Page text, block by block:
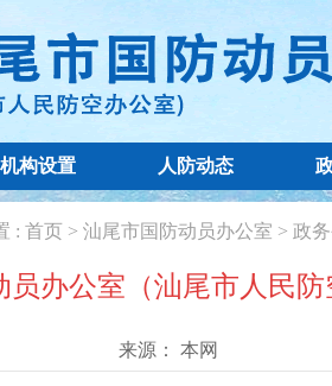
机构设置 人防动态
: 首页 > 汕尾市国防动员办公室 > 政
员办公室（汕尾市人民
来源： 本网